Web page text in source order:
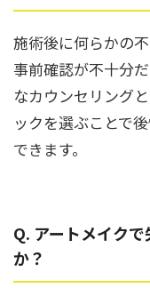
施術後に何らかの
事前確認が不十分
なカウンセリング
ックを選ぶことで
できます。
Q. アートメイク
か？